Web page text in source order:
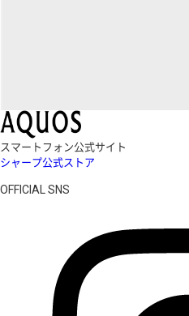
スマートフォン公式サイト
シャープ公式ストア
OFFICIAL SNS